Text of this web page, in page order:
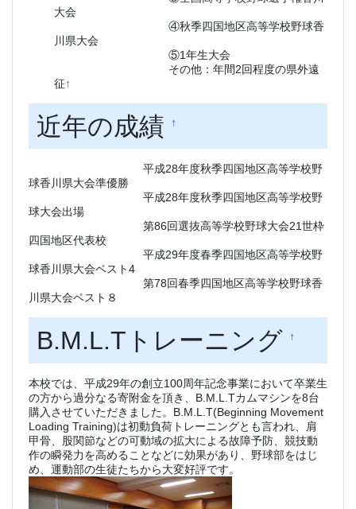
大会
④秋季四国地区高等学校野球香
川県大会
⑤1年生大会
その他：年間2回程度の県外遠
征↑
近年の成績 †
平成28年度秋季四国地区高等学校野
球香川県大会準優勝
平成28年度秋季四国地区高等学校野
球大会出場
第86回選抜高等学校野球大会21世枠
四国地区代表校
平成29年度春季四国地区高等学校野
球香川県大会ベスト4
第78回春季四国地区高等学校野球香
川県大会ベスト８
B.M.L.Tトレーニング †
本校では、平成29年の創立100周年記念事業において卒業生
の方から過分なる寄附金を頂き、B.M.L.Tカムマシンを8台
購入させていただきました。B.M.L.T(Beginning Movement
Loading Training)は初動負荷トレーニングとも言われ、肩
甲骨、股関節などの可動域の拡大による故障予防、競技動
作の瞬発力を高めることなどに効果があり、野球部をはじ
め、運動部の生徒たちから大変好評です。